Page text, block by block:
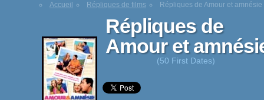
Accueil Répliques de films Répliques de Amour et amnésie
Répliques de
Amour et
(50 First Dates)